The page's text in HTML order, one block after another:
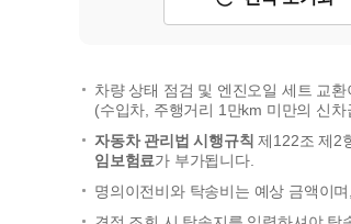
차량 상태 점검 및 엔진오일 세트 교환
(수입차, 주행거리 1만km 미만의 신
자동차 관리법 시행규칙 제122조 제2
임보험료가 부가됩니다.
명의이전비와 탁송비는 예상 금액이